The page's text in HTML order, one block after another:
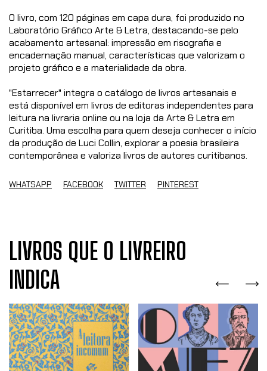
O livro, com 120 páginas em capa dura, foi produzido no
Laboratório Gráfico Arte & Letra, destacando-se pelo
acabamento artesanal: impressão em risografia e
encadernação manual, características que valorizam o
projeto gráfico e a materialidade da obra.
"Estarrecer" integra o catálogo de livros artesanais e
está disponível em livros de editoras independentes para
leitura na livraria online ou na loja da Arte & Letra em
Curitiba. Uma escolha para quem deseja conhecer o início
da produção de Luci Collin, explorar a poesia brasileira
contemporânea e valoriza livros de autores curitibanos.
WHATSAPP FACEBOOK TWITTER PINTEREST
LIVROS QUE O LIVREIRO
INDICA